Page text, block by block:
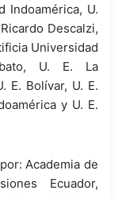
Indoamérica, U.
Descalzi,
Universidad
U. E. La
E. Bolívar, U. E.
y U. E.
Academia de
Ecuador,